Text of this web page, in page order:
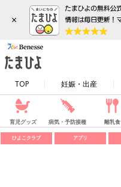
×
TOP 妊娠・出産
育児グッズ 病気・予防接種 離乳食
ひよこクラブ アプリ